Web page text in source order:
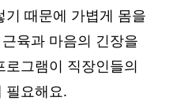
때문에 가볍게 몸을
육과 마음의 긴장을
그램이 직장인들의
필요해요.